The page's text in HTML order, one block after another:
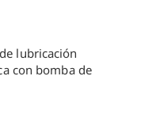
lubricación
con bomba de